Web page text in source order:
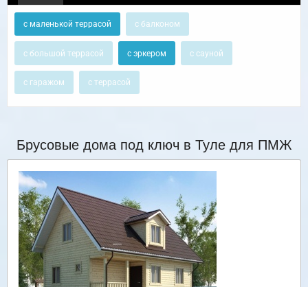
с маленькой террасой с балконом
с большой террасой с эркером с сауной
с гаражом с террасой
Брусовые дома под ключ в Туле для ПМЖ